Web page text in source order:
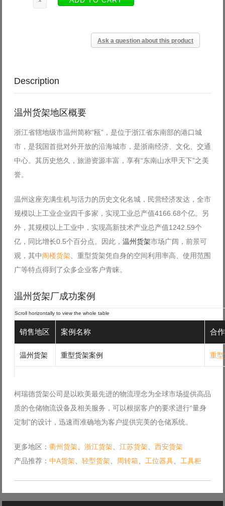
Ask a question about this product
Description
温州货架地区概要
浙江省辖地级市温州简称“瓯”，是位于浙江省东南部的港口城
市，是我国首批对外开放的沿海城市，是浙南经济、文化、交通
中心。其历史悠久，旅游资源丰富，享有“东南山水甲天下”之美
誉。
温州这座充满生机与活力的历史文化名城，民营经济发达，全市
规模以上工业企业四千多家，实现工业总产值4166.68个亿。另
外，其规模以上工业中，实现高新技术产业总产值1242.59个
亿，同比增长0.5个百分点。因此， 温州货架市场广阔，前景可
观，其中阁楼货架 、重型货架凭自身的空间利用率高、使用范围
广等特点得到了众多企业客户青睐。
温州货架厂成功案例
销售地区 案例名称 合
温州货架 重型货架案例 重
柯瑞德货架公司是以欧美最先进的物流理念为全球市场提供高品
质的仓储物流设备及相关服务，可以根据客户的要求进行“量身
定制”的设计，迅速而准确地为客户提供完美的仓储系统。
更多地区： 衢州货架 浙江货架 江苏货架
西安货架
产品推荐： 中A货架 轻型货架 周转箱 工位器具 工具柜